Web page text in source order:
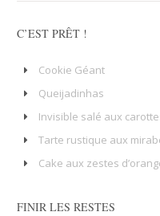
C’EST PRÊT !
Cookie Géant
Queijadinhas
Invisible salé aux
Tarte rustique aux
Cake aux zestes
FINIR LES RESTES